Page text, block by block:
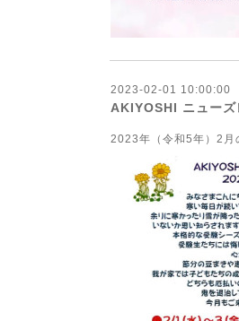
2023-02-01 10:00:00
AKIYOSHI ニュー
2023年（令和5年）2月